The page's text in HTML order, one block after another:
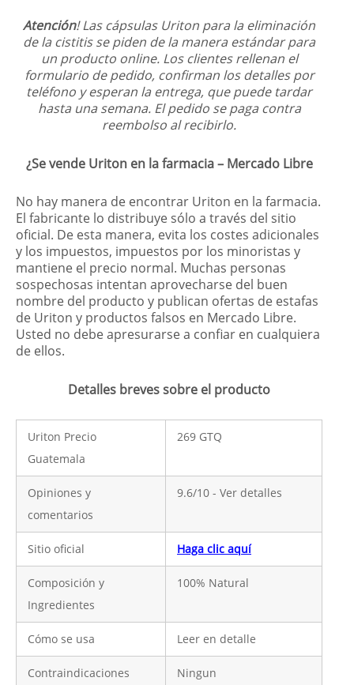
Atención! Las cápsulas Uriton para la eliminación
de la cistitis se piden de la manera estándar para
un producto online. Los clientes rellenan el
formulario de pedido, confirman los detalles por
teléfono y esperan la entrega, que puede tardar
hasta una semana. El pedido se paga contra
reembolso al recibirlo.
¿Se vende Uriton en la farmacia – Mercado Libre
No hay manera de encontrar Uriton en la farmacia.
El fabricante lo distribuye sólo a través del sitio
oficial. De esta manera, evita los costes adicionales
y los impuestos, impuestos por los minoristas y
mantiene el precio normal. Muchas personas
sospechosas intentan aprovecharse del buen
nombre del producto y publican ofertas de estafas
de Uriton y productos falsos en Mercado Libre.
Usted no debe apresurarse a confiar en cualquiera
de ellos.
Detalles breves sobre el producto
Uriton Precio
Guatemala
269 GTQ
Opiniones y
comentarios
9.6/10 - Ver detalles
Sitio oficial Haga clic aquí
Composición y
Ingredientes
100% Natural
Cómo se usa Leer en detalle
Contraindicaciones Ningun